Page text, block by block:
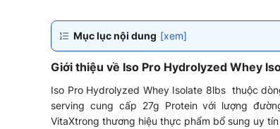
Mục lục nội dung [xem]
Giới thiệu về Iso Pro Hydrolyzed Whey
Iso Pro Hydrolyzed Whey Isolate 8lbs thuộc
serving cung cấp 27g Protein với lượng
VitaXtrong thương hiệu thực phẩm bổ sung uy